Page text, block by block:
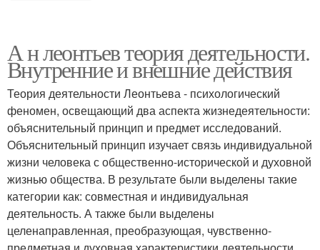
А н леонтьев теория деятельности.
Внутренние и внешние действия
Теория деятельности Леонтьева - психологический
феномен, освещающий два аспекта жизнедеятельности:
объяснительный принцип и предмет исследований.
Объяснительный принцип изучает связь индивидуальной
жизни человека с общественно-исторической и духовной
жизнью общества. В результате были выделены такие
категории как: совместная и индивидуальная
деятельность. А также были выделены
целенаправленная, преобразующая, чувственно-